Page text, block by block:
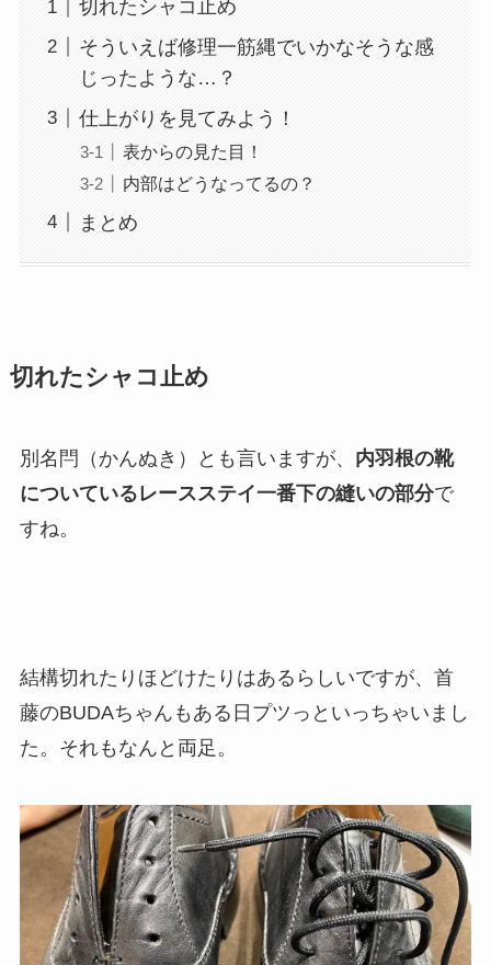
切れたシャコ止め
そういえば修理一筋縄でいかなそうな感
じったような…？
仕上がりを見てみよう！
表からの見た目！
内部はどうなってるの？
まとめ
切れたシャコ止め
別名閂（かんぬき）とも言いますが、 内羽根の靴
についているレースステイ一番下の縫いの部分で
すね。
結構切れたりほどけたりはあるらしいですが、首
藤のBUDAちゃんもある日プツっといっちゃいまし
た。それもなんと両足。